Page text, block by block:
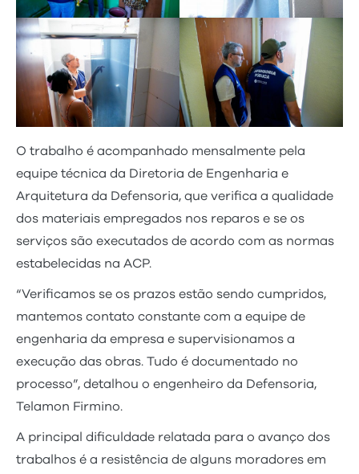
O trabalho é acompanhado mensalmente pela
equipe técnica da Diretoria de Engenharia e
Arquitetura da Defensoria, que verifica a qualidade
dos materiais empregados nos reparos e se os
serviços são executados de acordo com as normas
estabelecidas na ACP.
“Verificamos se os prazos estão sendo cumpridos,
mantemos contato constante com a equipe de
engenharia da empresa e supervisionamos a
execução das obras. Tudo é documentado no
processo”, detalhou o engenheiro da Defensoria,
Telamon Firmino.
A principal dificuldade relatada para o avanço dos
trabalhos é a resistência de alguns moradores em